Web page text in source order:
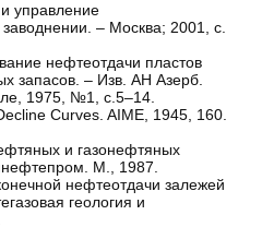
управление
– Москва; 2001, с.
нефтеотдачи пластов
запасов. – Изв. АН Азерб.
1975, №1, с.5–14.
Curves. AIME, 1945, 160.
и газонефтяных
М., 1987.
нефтеотдачи залежей
геология и